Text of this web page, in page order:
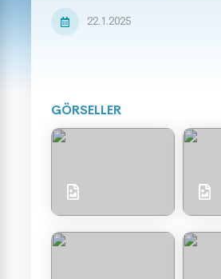
22.1.2025
GÖRSELLER